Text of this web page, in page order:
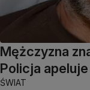
Mężczyzna
Policja
ŚWIAT